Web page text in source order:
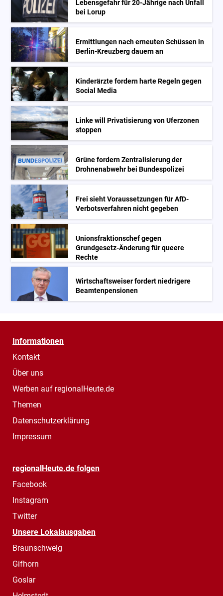
Lebensgefahr für 20-Jährige nach Unfall
bei Lorup
Ermittlungen nach erneuten Schüssen in
Berlin-Kreuzberg dauern an
Kinderärzte fordern harte Regeln gegen
Social Media
Linke will Privatisierung von Uferzonen
stoppen
Grüne fordern Zentralisierung der
Drohnenabwehr bei Bundespolizei
Frei sieht Voraussetzungen für AfD-
Verbotsverfahren nicht gegeben
Unionsfraktionschef gegen
Grundgesetz-Änderung für queere
Rechte
Wirtschaftsweiser fordert niedrigere
Beamtenpensionen
Informationen
Kontakt
Über uns
Werben auf regionalHeute.de
Themen
Datenschutzerklärung
Impressum
regionalHeute.de folgen
Facebook
Instagram
Twitter
Unsere Lokalausgaben
Braunschweig
Gifhorn
Goslar